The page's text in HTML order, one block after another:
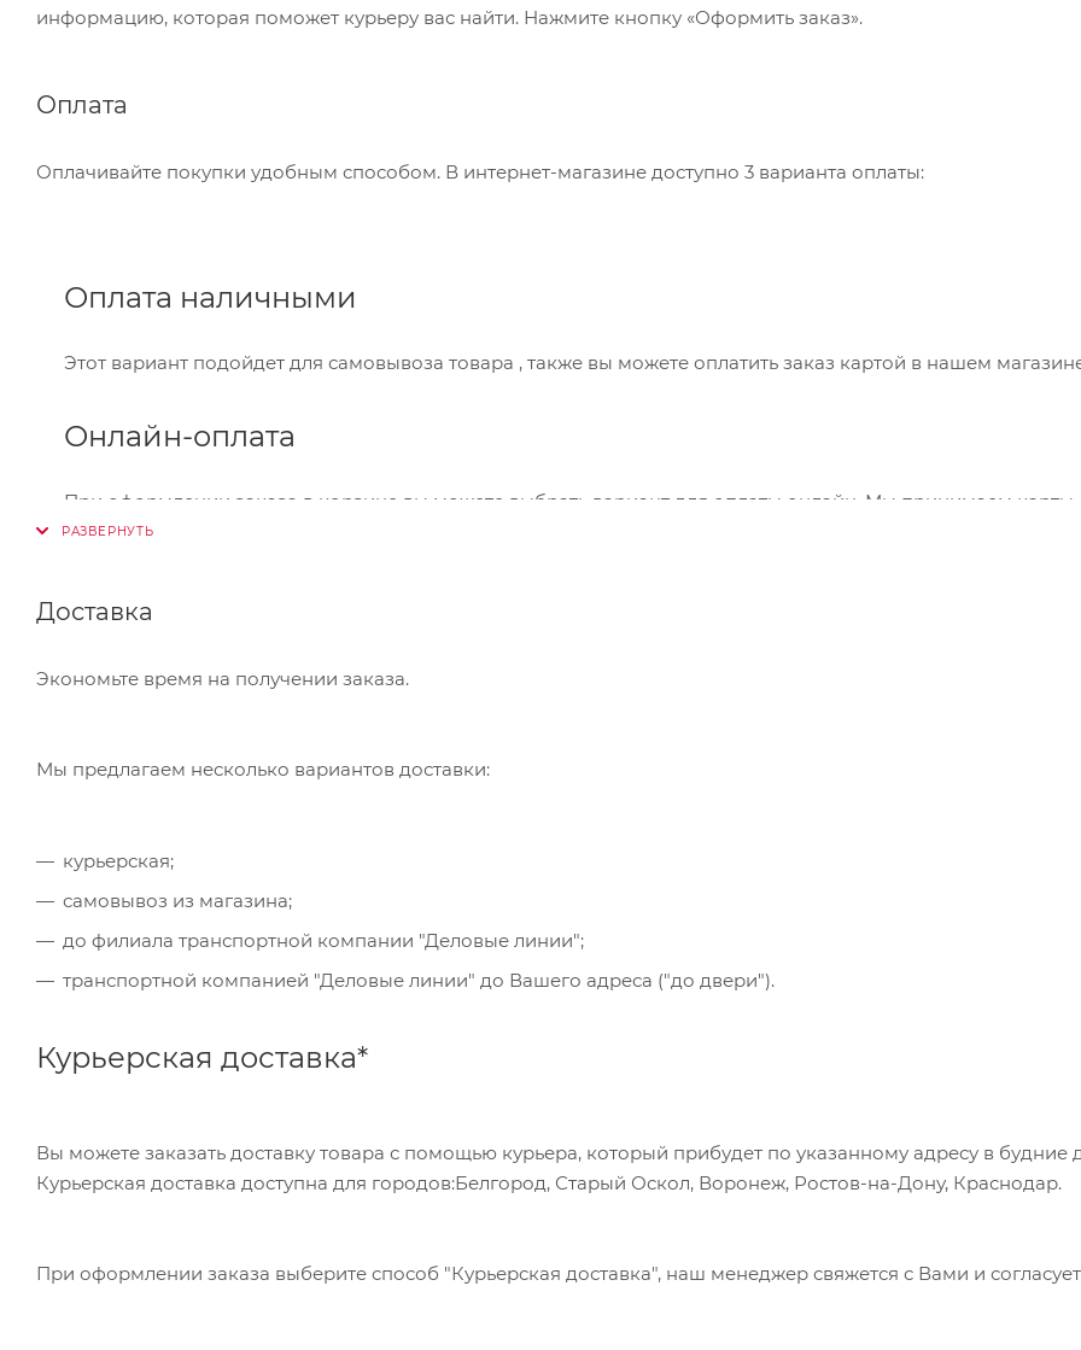
информацию, которая поможет курьеру вас найти. Нажмите кнопку «Оформить заказ».
Оплата
Оплачивайте покупки удобным способом. В интернет-магазине доступно 3 варианта оплаты:
Оплата наличными
Этот вариант подойдет для самовывоза товара , также вы можете оплатить заказ картой в нашем
Онлайн-оплата
При оформлении заказа в корзине вы можете выбрать вариант для оплаты онлайн. Мы принимаем карты
Visa,Master Card, МИР. Оплата производится через сервис "ЮКасса" ("Яндекс.Касса").
Банковский перевод
Также Вы можете оплатить товар, выбрав способ "Банковский перевод", при этом будет сформирован счет,
Доставка
Экономьте время на получении заказа.
Мы предлагаем несколько вариантов доставки:
курьерская;
самовывоз из магазина;
до филиала транспортной компании "Деловые линии";
транспортной компанией "Деловые линии" до Вашего адреса ("до двери").
Курьерская доставка*
Вы можете заказать доставку товара с помощью курьера, который прибудет по указанному адресу в будние
Курьерская доставка доступна для городов:Белгород, Старый Оскол, Воронеж, Ростов-на-Дону, Краснодар.
При оформлении заказа выберите способ "Курьерская доставка", наш менеджер свяжется с Вами и